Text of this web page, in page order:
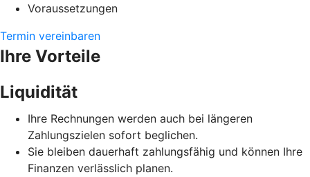
Voraussetzungen
Termin vereinbaren
Ihre Vorteile
Liquidität
Ihre Rechnungen werden auch bei längeren
Zahlungszielen sofort beglichen.
Sie bleiben dauerhaft zahlungsfähig und können Ihre
Finanzen verlässlich planen.